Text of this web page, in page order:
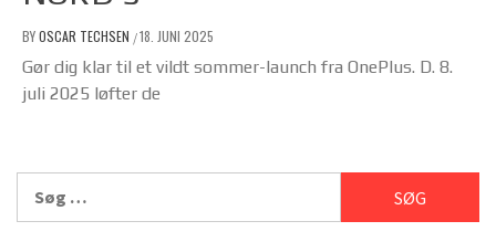
BYOSCAR TECHSEN /18. JUNI 2025
Gør dig klar til et vildt sommer-launch fra OnePlus. D. 8.
juli 2025 løfter de
efter: